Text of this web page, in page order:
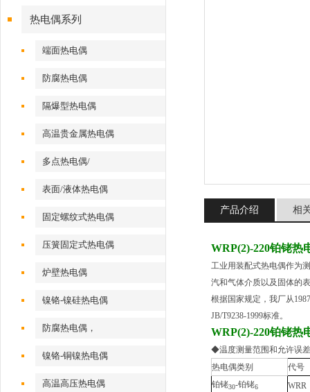
热电偶系列
端面热电偶
防腐热电偶
隔爆型热电偶
高温贵金属热电偶
多点热电偶/
表面/液体热电偶
固定螺纹式热电偶
压簧固定式热电偶
炉壁热电偶
镍铬-镍硅热电偶
防腐热电偶，
镍铬-铜镍热电偶
高温高压热电偶
产品介绍 相
WRP(2)-220铂铑热
工业用装配式热电偶作为
汽和气体介质以及固体的
根据国家规定，我厂从
JB/T9238-1999标准。
WRP(2)-220铂铑热
◆温度测量范围和允许误差
热电偶类别
代号
铂铑30-铂铑6
WRR